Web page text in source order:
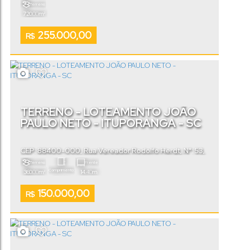
R$ 255.000,00
Terreno:
720.00m²
R$ 150.000,00
TERRENO - LOTEAMENTO JOÃO
PAULO NETO - ITUPORANGA - SC
CEP: 88400-000, Rua Vereador Rodolfo Herdt, N°: 53,
Loteamento João Paulo Neto ,Ituporanga , Santa
Catarina Brasil
Terreno:
360.00m² Comprimento:
Frente:
14.40m